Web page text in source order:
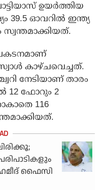
ഉയര്‍ത്തിയ
39.5 ഓവറില്‍ ഇന്ത്യ
സ്വന്തമാക്കിയത്.
കാഴ്ചവെച്ചത്.
നേടിയാണ് താരം
12 ഫോറും 2
116
ഫൈസി